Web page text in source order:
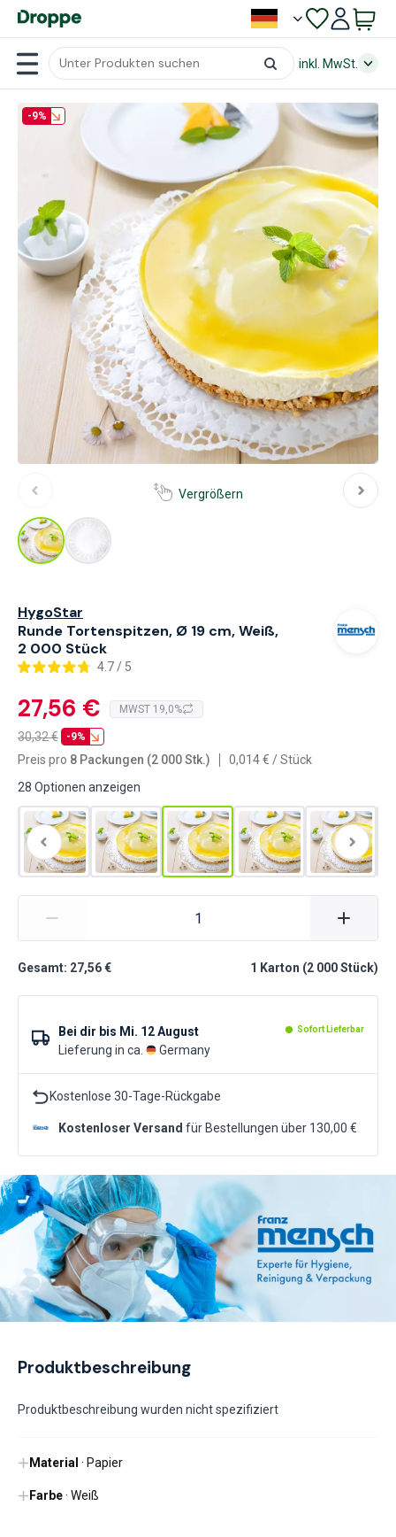
inkl. MwSt.
-9%
Vergrößern
HygoStar
Runde Tortenspitzen, Ø 19 cm, Weiß,
2 000 Stück
4.7 / 5
27,56 € MWST 19,0%
30,32€ -9%
Preis pro 8 Packungen (2 000 Stk.) 0,014€ /Stück
28 Optionen anzeigen
Gesamt: 27,56 € 1 Karton (2 000Stück)
Bei dir bis Mi. 12 August Sofort Lieferbar
Lieferung in ca. Germany
Kostenlose 30-Tage-Rückgabe
Kostenloser Versand für Bestellungen über 130,00 €
Produktbeschreibung
Produktbeschreibung wurden nicht spezifiziert
Material · Papier
Farbe· Weiß